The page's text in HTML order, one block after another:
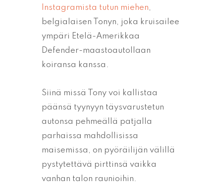
Instagramista tutun miehen,
belgialaisen Tonyn, joka kruisailee
ympäri Etelä-Amerikkaa
Defender-maastoautollaan
koiransa kanssa.
Siinä missä Tony voi kallistaa
päänsä tyynyyn täysvarustetun
autonsa pehmeällä patjalla
parhaissa mahdollisissa
maisemissa, on pyöräilijän välillä
pystytettävä pirttinsä vaikka
vanhan talon raunioihin.